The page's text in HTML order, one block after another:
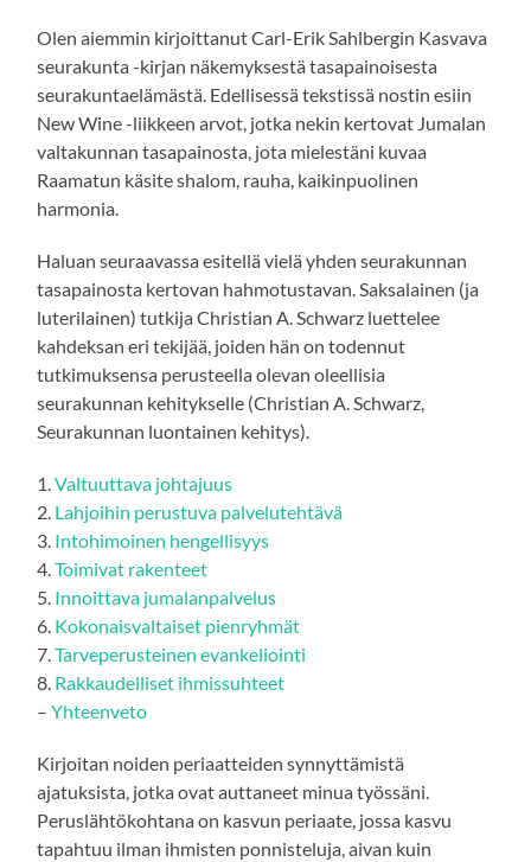
Olen aiemmin kirjoittanut Carl-Erik Sahlbergin Kasvava
seurakunta -kirjan näkemyksestä tasapainoisesta
seurakuntaelämästä. Edellisessä tekstissä nostin esiin
New Wine -liikkeen arvot, jotka nekin kertovat Jumalan
valtakunnan tasapainosta, jota mielestäni kuvaa
Raamatun käsite shalom, rauha, kaikinpuolinen
harmonia.
Haluan seuraavassa esitellä vielä yhden seurakunnan
tasapainosta kertovan hahmotustavan. Saksalainen (ja
luterilainen) tutkija Christian A. Schwarz luettelee
kahdeksan eri tekijää, joiden hän on todennut
tutkimuksensa perusteella olevan oleellisia
seurakunnan kehitykselle (Christian A. Schwarz,
Seurakunnan luontainen kehitys).
1.Valtuuttava johtajuus
2. Lahjoihin perustuva palvelutehtävä
3. Intohimoinen hengellisyys
4.Toimivat rakenteet
5. Innoittava jumalanpalvelus
6. Kokonaisvaltaiset pienryhmät
7.Tarveperusteinen evankeliointi
8. Rakkaudelliset ihmissuhteet
–Yhteenveto
Kirjoitan noiden periaatteiden synnyttämistä
ajatuksista, jotka ovat auttaneet minua työssäni.
Peruslähtökohtana on kasvun periaate, jossa kasvu
tapahtuu ilman ihmisten ponnisteluja, aivan kuin